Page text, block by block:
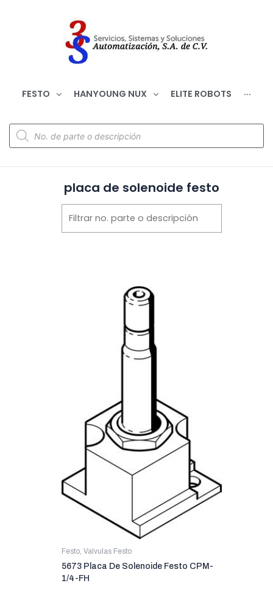
FESTO HANYOUNG NUX ELITE ROBOTS ···
placa de solenoide festo
Festo, Valvulas Festo
5673 Placa De Solenoide Festo CPM-
1/4-FH